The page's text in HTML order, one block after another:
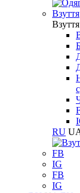
Взуття
Взуття
RU
FB
IG
FB
IG